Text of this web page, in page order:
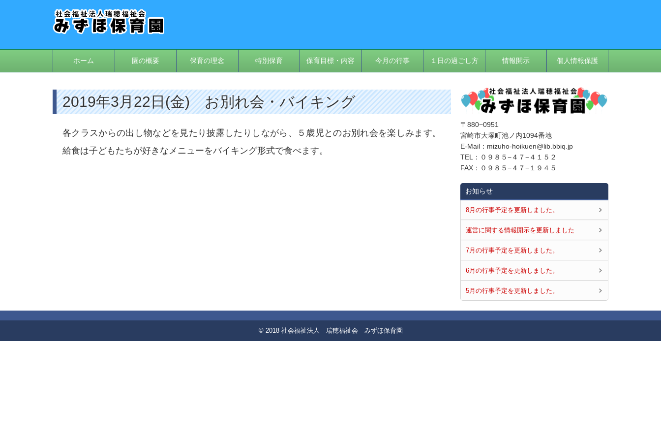
ホーム 園の概要 保育の理念 特別保育 保育目標・内容 今月の行事 １日の過ごし方 情報開示 個人情報保護
2019年3月22日(金) お別れ会・バイキング
各クラスからの出し物などを見たり披露したりしながら、５歳児とのお別れ会を楽しみます。
給食は子どもたちが好きなメニューをバイキング形式で食べます。
〒880−0951
宮崎市大塚町池ノ内1094番地
E‐Mail：mizuho-hoikuen@lib.bbiq.jp
TEL：０９８５−４７−４１５２
FAX：０９８５−４７−１９４５
お知らせ
8月の行事予定を更新しました。
運営に関する情報開示を更新しました
7月の行事予定を更新しました。
6月の行事予定を更新しました。
5月の行事予定を更新しました。
© 2018 社会福祉法人 瑞穂福祉会 みずほ保育園